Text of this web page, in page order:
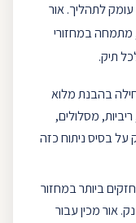
לתהליך.אור
מתמחה במחזורי
תיק.
בהבנת מלוא
מסלולים,
על בסיס ניתוח כזה
ביותר במחזור
אור מכין עבור